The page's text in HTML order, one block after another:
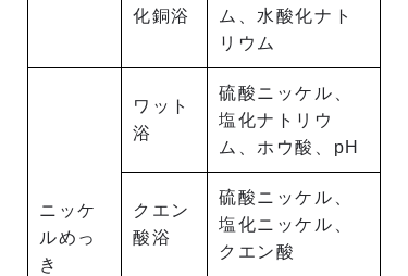
化銅浴
ム、水酸化ナト
リウム
ニッケ
ルめっ
き
ワット
浴
硫酸ニッケル、
塩化ナトリウ
ム、ホウ酸、pH
クエン
酸浴
硫酸ニッケル、
塩化ニッケル、
クエン酸